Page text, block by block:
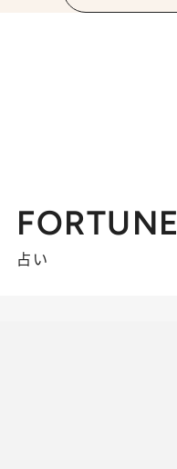
FORTUNE
占い